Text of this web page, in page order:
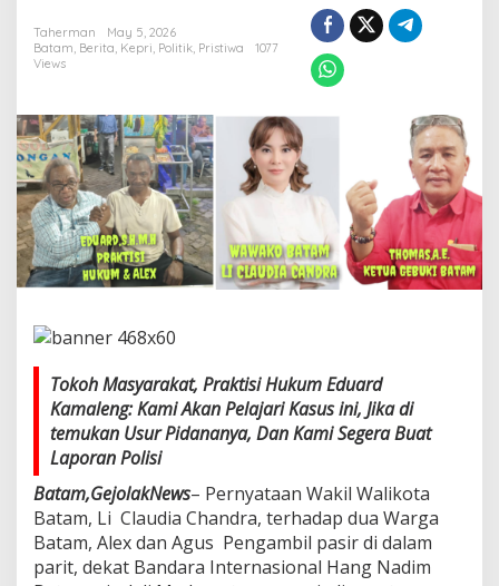
l
"
k
i
l
W
a
i
k
o
B
t
a
m
L
l
a
u
d
i
Taherman
May 5, 2026
Batam, Berita, Kepri, Politik, Pristiwa
1077
Views
Tokoh Masyarakat, Praktisi Hukum Eduard
Kamaleng: Kami Akan Pelajari Kasus ini, Jika di
temukan Usur Pidananya, Dan Kami Segera Buat
Laporan Polisi
Batam,GejolakNews– Pernyataan Wakil Walikota
Batam, Li Claudia Chandra, terhadap dua Warga
Batam, Alex dan Agus Pengambil pasir di dalam
parit, dekat Bandara Internasional Hang Nadim